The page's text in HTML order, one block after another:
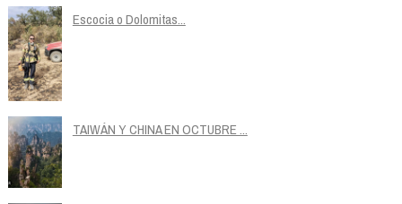
Escocia o Dolomitas...
TAIWÁN Y CHINA EN OCTUBRE ...